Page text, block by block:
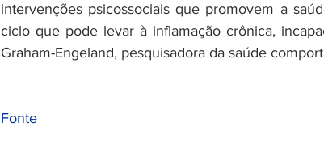
intervenções psicossociais que promovem a
ciclo que pode levar à inflamação crônica,
Graham-Engeland, pesquisadora da saúde
Fonte